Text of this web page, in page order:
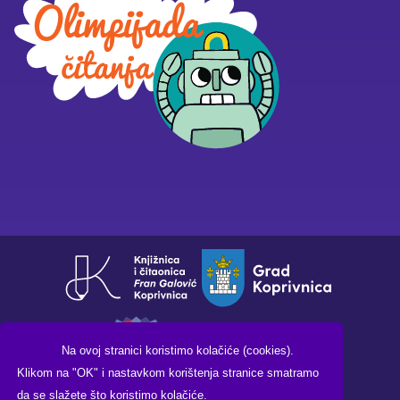
Na ovoj stranici koristimo kolačiće (cookies).
Klikom na "OK" i nastavkom korištenja stranice smatramo
da se slažete što koristimo kolačiće.